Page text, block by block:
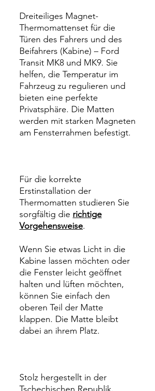
Dreiteiliges Magnet-
Thermomattenset für die
Türen des Fahrers und des
Beifahrers (Kabine) – Ford
Transit MK8 und MK9. Sie
helfen, die Temperatur im
Fahrzeug zu regulieren und
bieten eine perfekte
Privatsphäre. Die Matten
werden mit starken Magneten
am Fensterrahmen befestigt.
Für die korrekte
Erstinstallation der
Thermomatten studieren Sie
sorgfältig die richtige
Vorgehensweise.
Wenn Sie etwas Licht in die
Kabine lassen möchten oder
die Fenster leicht geöffnet
halten und lüften möchten,
können Sie einfach den
oberen Teil der Matte
klappen. Die Matte bleibt
dabei an ihrem Platz.
Stolz hergestellt in der